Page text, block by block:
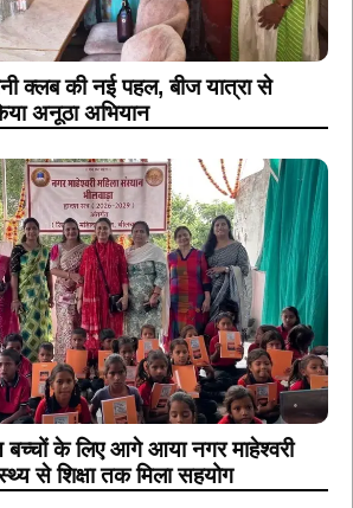
क्लब की नई पहल, बीज यात्रा से
अनूठा अभियान
के लिए आगे आया नगर माहेश्वरी
से शिक्षा तक मिला सहयोग